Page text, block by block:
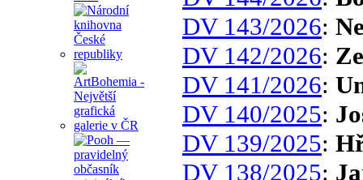
DV 143/2026:
DV 142/2026:
DV 141/2026:
DV 140/2025:
DV 139/2025:
DV 138/2025: